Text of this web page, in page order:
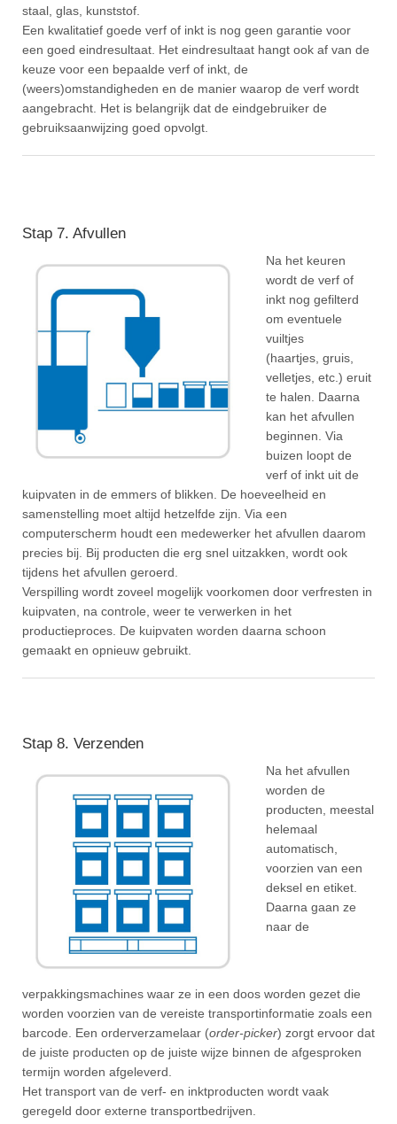
staal, glas, kunststof.
Een kwalitatief goede verf of inkt is nog geen garantie voor
een goed eindresultaat. Het eindresultaat hangt ook af van de
keuze voor een bepaalde verf of inkt, de
(weers)omstandigheden en de manier waarop de verf wordt
aangebracht. Het is belangrijk dat de eindgebruiker de
gebruiksaanwijzing goed opvolgt.
Stap 7. Afvullen
Na het keuren
wordt de verf of
inkt nog gefilterd
om eventuele
vuiltjes
(haartjes, gruis,
velletjes, etc.) eruit
te halen. Daarna
kan het afvullen
beginnen. Via
buizen loopt de
verf of inkt uit de
kuipvaten in de emmers of blikken. De hoeveelheid en
samenstelling moet altijd hetzelfde zijn. Via een
computerscherm houdt een medewerker het afvullen daarom
precies bij. Bij producten die erg snel uitzakken, wordt ook
tijdens het afvullen geroerd.
Verspilling wordt zoveel mogelijk voorkomen door verfresten in
kuipvaten, na controle, weer te verwerken in het
productieproces. De kuipvaten worden daarna schoon
gemaakt en opnieuw gebruikt.
Stap 8. Verzenden
Na het afvullen
worden de
producten, meestal
helemaal
automatisch,
voorzien van een
deksel en etiket.
Daarna gaan ze
naar de
verpakkingsmachines waar ze in een doos worden gezet die
worden voorzien van de vereiste transportinformatie zoals een
barcode. Een orderverzamelaar (order-picker) zorgt ervoor dat
de juiste producten op de juiste wijze binnen de afgesproken
termijn worden afgeleverd.
Het transport van de verf- en inktproducten wordt vaak
geregeld door externe transportbedrijven.